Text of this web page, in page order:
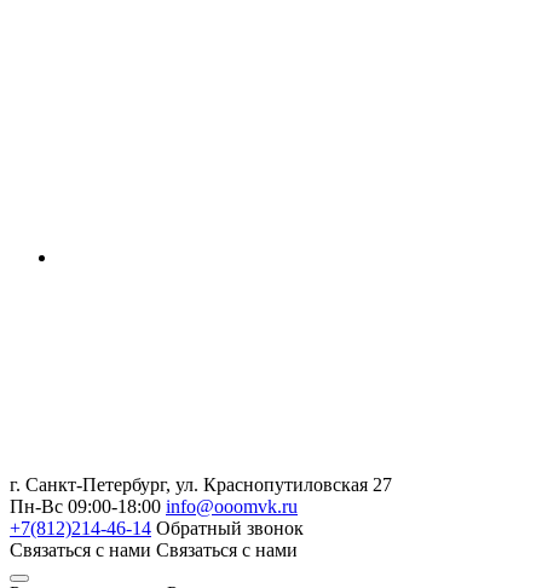
г. Санкт-Петербург, ул. Краснопутиловская 27
Пн-Вс 09:00-18:00 info@ooomvk.ru
+7(812)214-46-14 Обратный звонок
Связаться с нами Связаться с нами